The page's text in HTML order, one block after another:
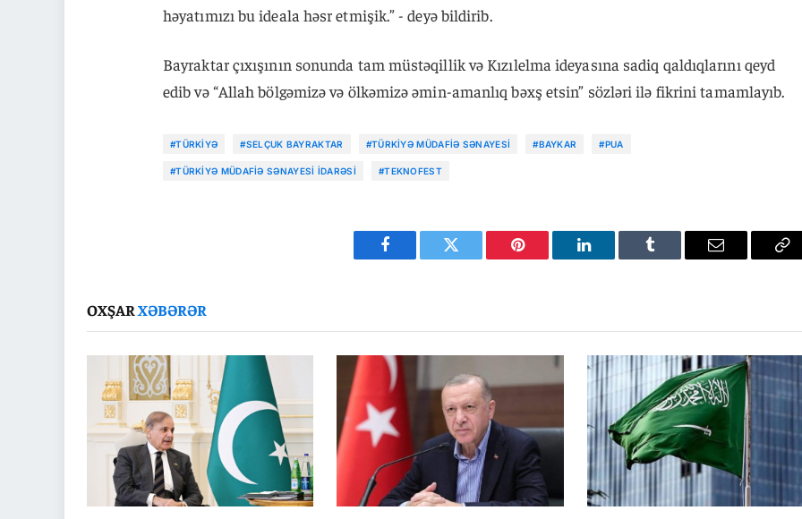
həyatımızı bu ideala həsr etmişik.” - deyə bildirib.
Bayraktar çıxışının sonunda tam müstəqillik və Kızılelma ideyasına sadiq qaldıqlarını qeyd
edib və “Allah bölgəmizə və ölkəmizə əmin-amanlıq bəxş etsin” sözləri ilə fikrini tamamlayıb.
#TÜRKIYƏ #SELÇUK BAYRAKTAR #TÜRKIYƏ MÜDAFIƏ SƏNAYESI #BAYKAR #PUA
#TÜRKIYƏ MÜDAFIƏ SƏNAYESI İDARƏSI #TEKNOFEST
Facebook Twitter Pinterest LinkedIn Tumblr Email
OXŞARXƏBƏRƏR